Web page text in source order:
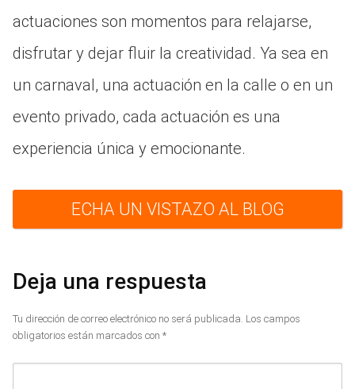
actuaciones son momentos para relajarse,
disfrutar y dejar fluir la creatividad. Ya sea en
un carnaval, una actuación en la calle o en un
evento privado, cada actuación es una
experiencia única y emocionante.
ECHA UN VISTAZO AL BLOG
Deja una respuesta
Tu dirección de correo electrónico no será publicada. Los campos
obligatorios están marcados con *